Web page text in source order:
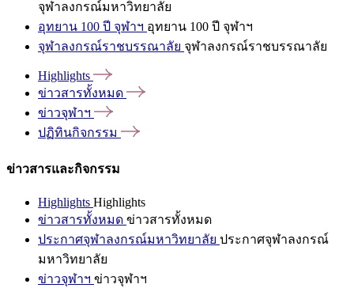
จุฬาลงกรณ์มหาวิทยาลัย
อุทยาน 100 ปี จุฬาฯ อุทยาน 100 ปี จุฬาฯ
จุฬาลงกรณ์ราชบรรณาลัย จุฬาลงกรณ์ราชบรรณาลัย
Highlights
ข่าวสารทั้งหมด
ข่าวจุฬาฯ
ปฏิทินกิจกรรม
ข่าวสารและกิจกรรม
Highlights Highlights
ข่าวสารทั้งหมด ข่าวสารทั้งหมด
ประกาศจุฬาลงกรณ์มหาวิทยาลัย ประกาศจุฬาลงกรณ์
มหาวิทยาลัย
ข่าวจุฬาฯ ข่าวจุฬาฯ